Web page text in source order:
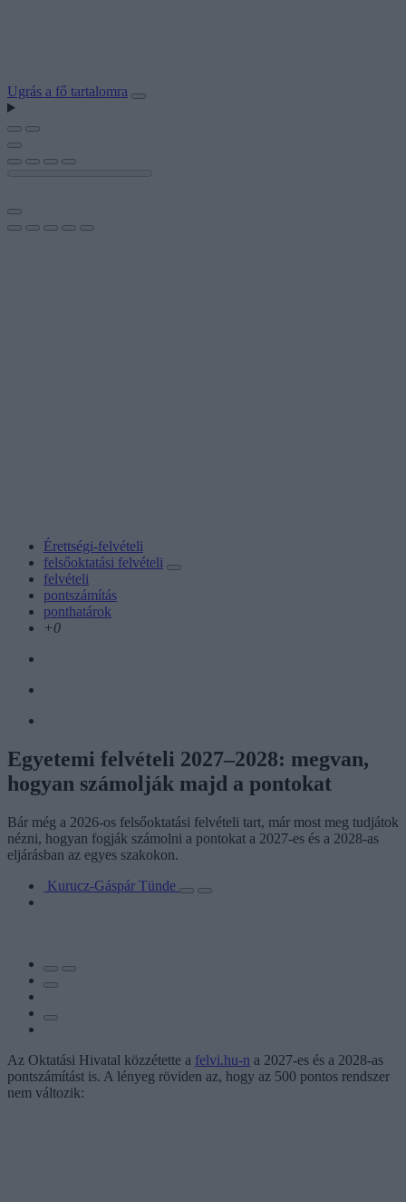
Ugrás a fő tartalomra
Érettségi-felvételi
felsőoktatási felvételi
felvételi
pontszámítás
ponthatárok
+0
Egyetemi felvételi 2027–2028: megvan,
hogyan számolják majd a pontokat
Bár még a 2026-os felsőoktatási felvételi tart, már most meg tudjátok
nézni, hogyan fogják számolni a pontokat a 2027-es és a 2028-as
eljárásban az egyes szakokon.
Kurucz-Gáspár Tünde
Az Oktatási Hivatal közzétette a felvi.hu-n a 2027-es és a 2028-as
pontszámítást is. A lényeg röviden az, hogy az 500 pontos rendszer
nem változik: